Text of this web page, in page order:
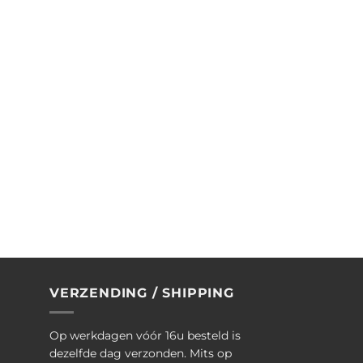
VERZENDING / SHIPPING
Op werkdagen vóór 16u besteld is
dezelfde dag verzonden. Mits op